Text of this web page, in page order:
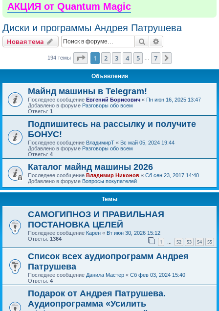
АКЦИЯ от Quantum Magic
Диски и программы Андрея Патрушева
Новая тема Поиск
194 темы Страница из
1 2 3 4 5 7
Объявления
Майнд машины в Telegram!
Последнее сообщение Евгений Борисович « Пн июн 16, 2025 13:47
Добавлено в форуме Разговоры обо всем
Ответы: 1
Подпишитесь на рассылку и получите
БОНУС!
Последнее сообщение ВладимирТ « Вс май 05, 2024 19:44
Добавлено в форуме Разговоры обо всем
Ответы: 4
Каталог майнд машины 2026
Последнее сообщение Владимир Никонов « Сб сен 23, 2017 14:40
Добавлено в форуме Вопросы покупателей
Темы
САМОГИПНОЗ И ПРАВИЛЬНАЯ
ПОСТАНОВКА ЦЕЛЕЙ
Последнее сообщение Карен « Вт июн 30, 2026 15:12
Ответы: 1364 1 … 52 53 54 55
Список всех аудиопрограмм Андрея
Патрушева
Последнее сообщение Данила Мастер « Сб фев 03, 2024 15:40
Ответы: 4
Подарок от Андрея Патрушева.
Аудиопрограмма «Усилить